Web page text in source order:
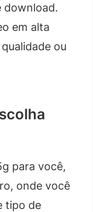
download.
em alta
ou
para você,
onde você
tipo de